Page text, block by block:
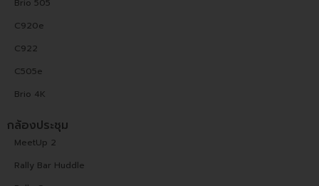
Brio 505
C920e
C922
C505e
Brio 4K
กล้องประชุม
MeetUp 2
Rally Bar Huddle